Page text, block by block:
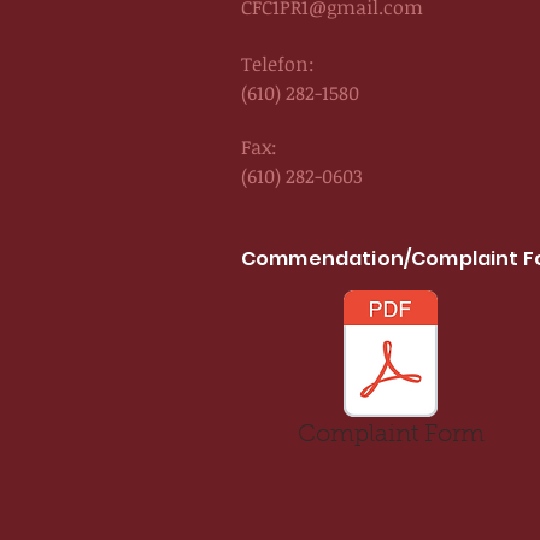
CFC1PR1@gmail.com
Telefon:
(610) 282-1580
Fax:
(610) 282-0603
Commendation/Complaint
Complaint Form